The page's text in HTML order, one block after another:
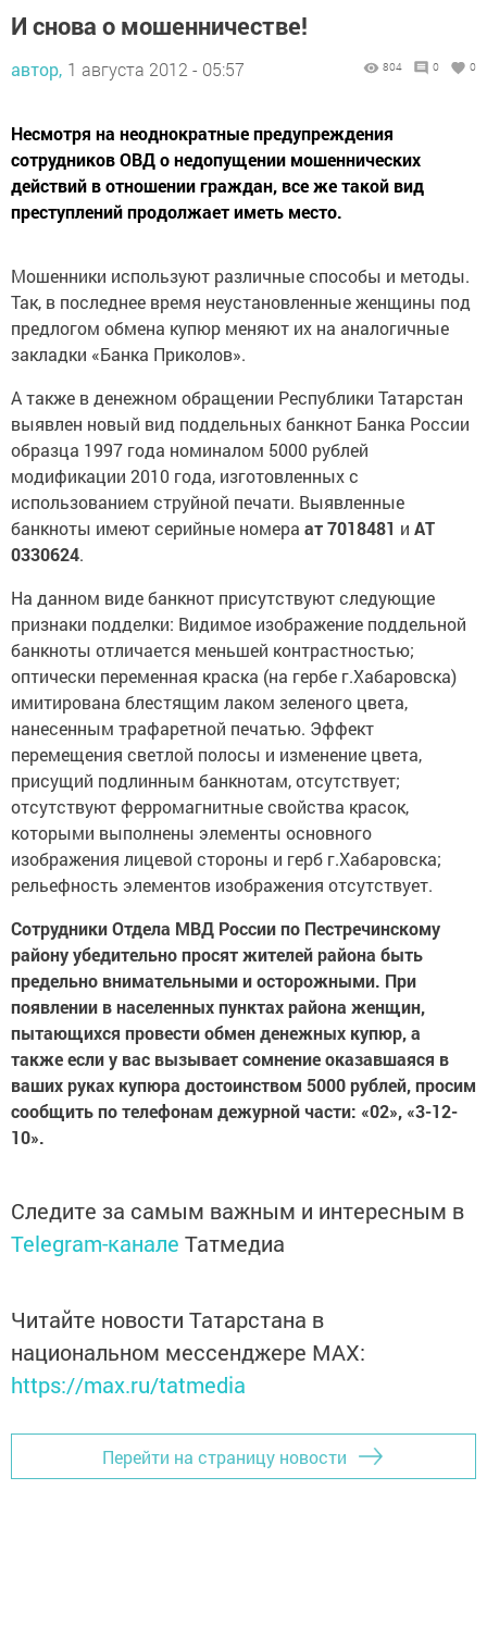
И снова о мошенничестве!
автор, 1 августа 2012 - 05:57 804 0 0
Несмотря на неоднократные предупреждения
сотрудников ОВД о недопущении мошеннических
действий в отношении граждан, все же такой вид
преступлений продолжает иметь место.
Мошенники используют различные способы и методы.
Так, в последнее время неустановленные женщины под
предлогом обмена купюр меняют их на аналогичные
закладки «Банка Приколов».
А также в денежном обращении Республики Татарстан
выявлен новый вид поддельных банкнот Банка России
образца 1997 года номиналом 5000 рублей
модификации 2010 года, изготовленных с
использованием струйной печати. Выявленные
банкноты имеют серийные номера ат 7018481 и АТ
0330624.
На данном виде банкнот присутствуют следующие
признаки подделки: Видимое изображение поддельной
банкноты отличается меньшей контрастностью;
оптически переменная краска (на гербе г.Хабаровска)
имитирована блестящим лаком зеленого цвета,
нанесенным трафаретной печатью. Эффект
перемещения светлой полосы и изменение цвета,
присущий подлинным банкнотам, отсутствует;
отсутствуют ферромагнитные свойства красок,
которыми выполнены элементы основного
изображения лицевой стороны и герб г.Хабаровска;
рельефность элементов изображения отсутствует.
Сотрудники Отдела МВД России по Пестречинскому
району убедительно просят жителей района быть
предельно внимательными и осторожными. При
появлении в населенных пунктах района женщин,
пытающихся провести обмен денежных купюр, а
также если у вас вызывает сомнение оказавшаяся в
ваших руках купюра достоинством 5000 рублей, просим
сообщить по телефонам дежурной части: «02», «3-12-
10».
Следите за самым важным и интересным в
Telegram-канале Татмедиа
Читайте новости Татарстана в
национальном мессенджере MАХ:
https://max.ru/tatmedia
Перейти на страницу новости